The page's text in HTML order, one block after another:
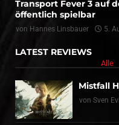
Transport Fever 3 auf
öffentlich spielbar
von Hannes Linsbauer 5.
LATEST REVIEWS
Alle
Mistfall
von Sven Evil